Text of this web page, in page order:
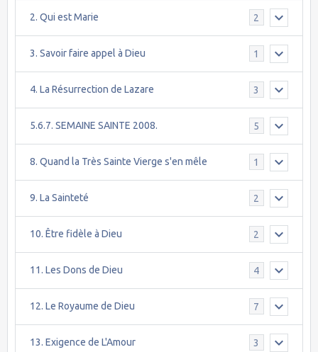
2. Qui est Marie 2
3. Savoir faire appel à Dieu 1
4. La Résurrection de Lazare 3
5.6.7. SEMAINE SAINTE 2008. 5
8. Quand la Très Sainte Vierge s'en mêle 1
9. La Sainteté 2
10. Être fidèle à Dieu 2
11. Les Dons de Dieu 4
12. Le Royaume de Dieu 7
13. Exigence de L'Amour 3